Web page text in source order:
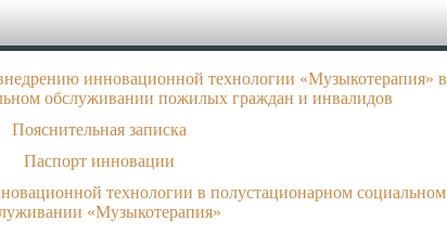
инновационной технологии «Музыкотерапия» в
обслуживании пожилых граждан и инвалидов
Пояснительная записка
Паспорт инновации
технологии в полустационарном социальном
«Музыкотерапия»